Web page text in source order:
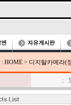
: HOME > 디지탈카메라(
: